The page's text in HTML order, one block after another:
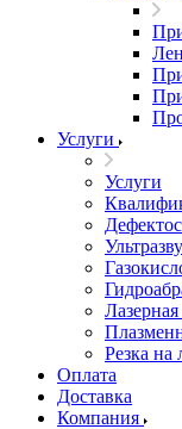
Услуги
Услуги
Лазерная
Резка на
Оплата
Доставка
Компания